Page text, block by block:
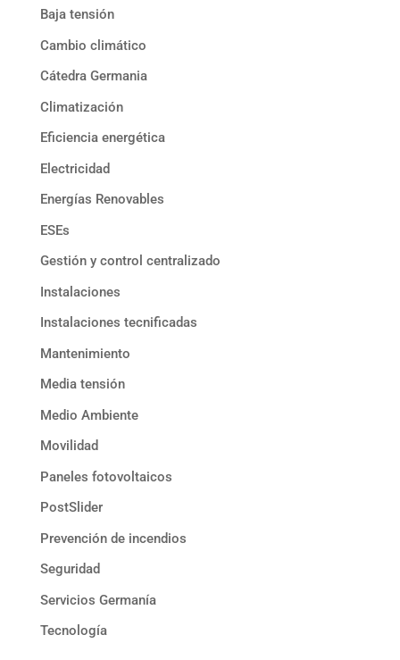
Baja tensión
Cambio climático
Cátedra Germania
Climatización
Eficiencia energética
Electricidad
Energías Renovables
ESEs
Gestión y control centralizado
Instalaciones
Instalaciones tecnificadas
Mantenimiento
Media tensión
Medio Ambiente
Movilidad
Paneles fotovoltaicos
PostSlider
Prevención de incendios
Seguridad
Servicios Germanía
Tecnología